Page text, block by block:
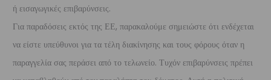
ή εισαγωγικές επιβαρύνσεις.
Για παραδόσεις εκτός της ΕΕ, παρακαλούμε σημειώστε ότι ενδέχεται
να είστε υπεύθυνοι για τα τέλη διακίνησης και τους φόρους όταν η
παραγγελία σας περάσει από το τελωνείο. Τυχόν επιβαρύνσεις πρέπει